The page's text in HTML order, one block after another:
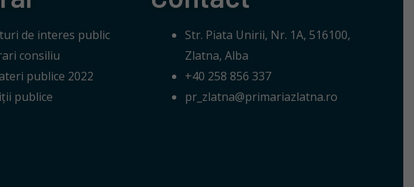
de interes public
consiliu
publice 2022
publice
Str. Piata Unirii, Nr. 1A, 516100,
Zlatna, Alba
+40 258 856 337
pr_zlatna@primariazlatna.ro